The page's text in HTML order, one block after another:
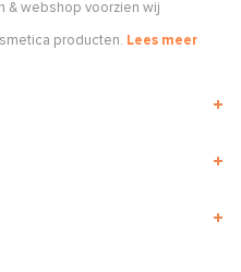
& webshop voorzien wij
producten. Lees meer